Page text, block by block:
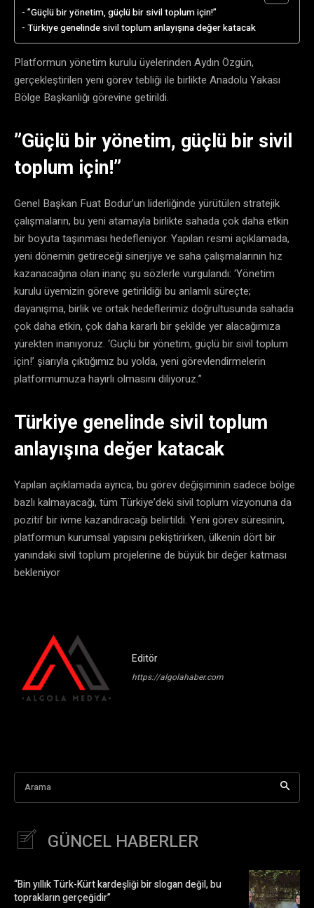
​”Güçlü bir yönetim, güçlü bir sivil toplum için!”
Türkiye genelinde sivil toplum anlayışına değer katacak
Platformun yönetim kurulu üyelerinden Aydın Özgün,
gerçekleştirilen yeni görev tebliği ile birlikte Anadolu Yakası
Bölge Başkanlığı görevine getirildi.
​”Güçlü bir yönetim, güçlü bir sivil
toplum için!”
Genel Başkan Fuat Bodur’un liderliğinde yürütülen stratejik
çalışmaların, bu yeni atamayla birlikte sahada çok daha etkin
bir boyuta taşınması hedefleniyor. Yapılan resmi açıklamada,
yeni dönemin getireceği sinerjiye ve saha çalışmalarının hız
kazanacağına olan inanç şu sözlerle vurgulandı: ‘Yönetim
kurulu üyemizin göreve getirildiği bu anlamlı süreçte;
dayanışma, birlik ve ortak hedeflerimiz doğrultusunda sahada
çok daha etkin, çok daha kararlı bir şekilde yer alacağımıza
yürekten inanıyoruz. ‘Güçlü bir yönetim, güçlü bir sivil toplum
için!’ şiarıyla çıktığımız bu yolda, yeni görevlendirmelerin
platformumuza hayırlı olmasını diliyoruz.”
Türkiye genelinde sivil toplum
anlayışına değer katacak
​Yapılan açıklamada ayrıca, bu görev değişiminin sadece bölge
bazlı kalmayacağı, tüm Türkiye’deki sivil toplum vizyonuna da
pozitif bir ivme kazandıracağı belirtildi. Yeni görev süresinin,
platformun kurumsal yapısını pekiştirirken, ülkenin dört bir
yanındaki sivil toplum projelerine de büyük bir değer katması
bekleniyor
Editör
https://algolahaber.com
Arama
GÜNCEL HABERLER
“Bin yıllık Türk-Kürt kardeşliği bir slogan değil, bu
toprakların gerçeğidir”